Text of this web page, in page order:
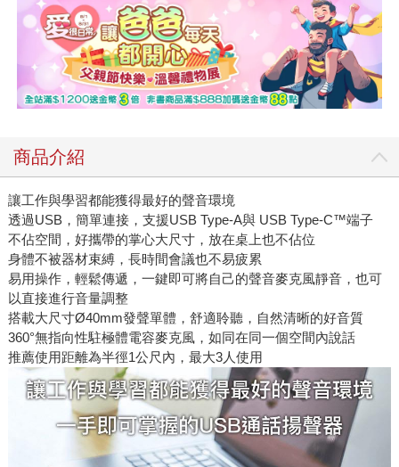
商品介紹
讓工作與學習都能獲得最好的聲音環境
透過USB，簡單連接，支援USB Type-A與 USB Type-C™端子
不佔空間，好攜帶的掌心大尺寸，放在桌上也不佔位
身體不被器材束縛，長時間會議也不易疲累
易用操作，輕鬆傳遞，一鍵即可將自己的聲音麥克風靜音，也可
以直接進行音量調整
搭載大尺寸Ø40mm發聲單體，舒適聆聽，自然清晰的好音質
360°無指向性駐極體電容麥克風，如同在同一個空間內說話
推薦使用距離為半徑1公尺內，最大3人使用